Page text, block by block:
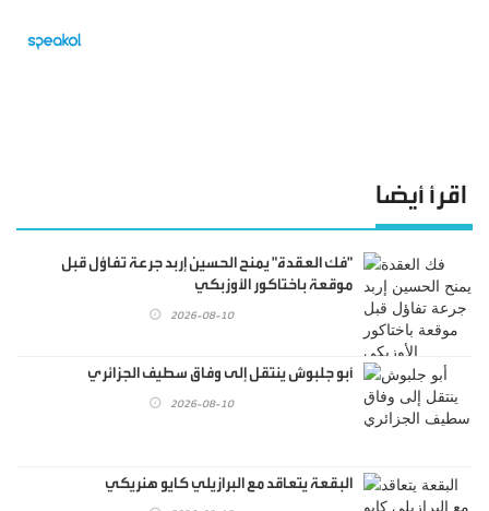
اقرأ أيضا
"فك العقدة" يمنح الحسين إربد جرعة تفاؤل قبل
موقعة باختاكور الأوزبكي
2026-08-10
أبو جلبوش ينتقل إلى وفاق سطيف الجزائري
2026-08-10
البقعة يتعاقد مع البرازيلي كايو هنريكي